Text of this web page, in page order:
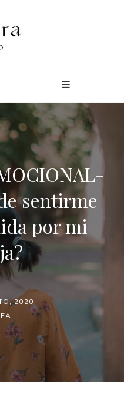
sentirme
por mi
2020